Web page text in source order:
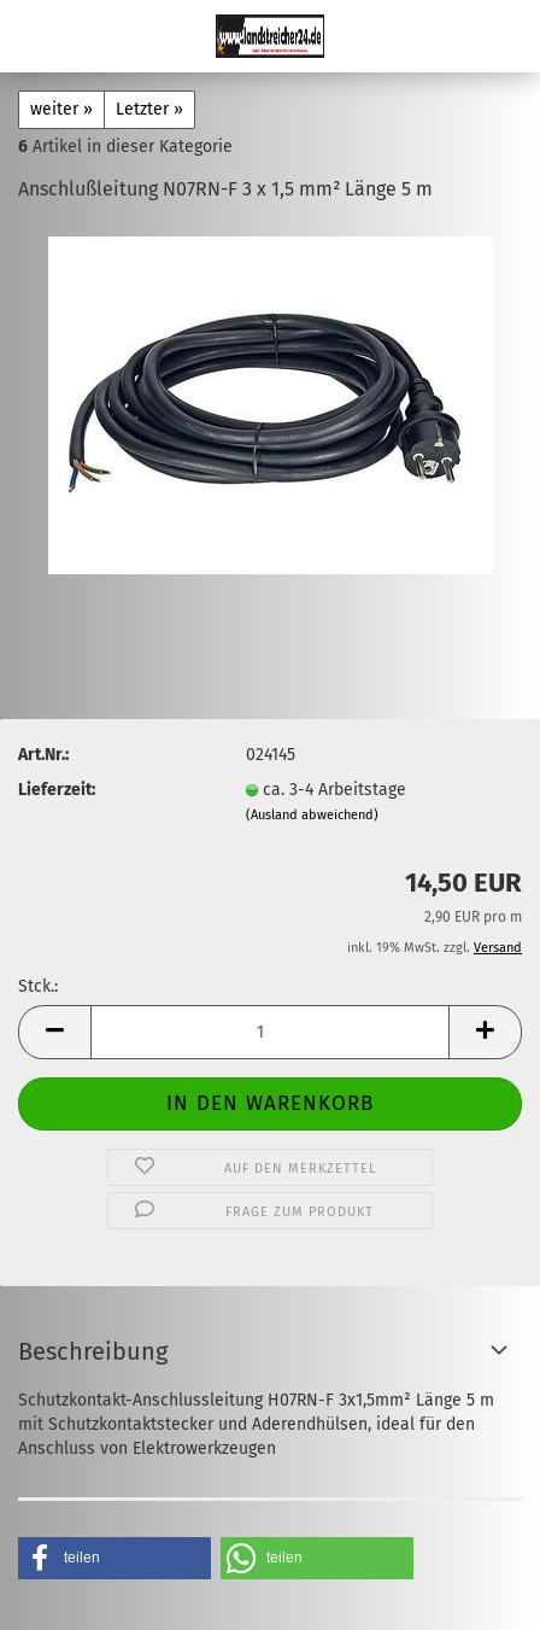
weiter »
Letzter »
6 Artikel in dieser Kategorie
Anschlußleitung N07RN-F 3 x 1,5 mm² Länge 5 m
Art.Nr.:
024145
Lieferzeit:
ca. 3-4 Arbeitstage
(Ausland abweichend)
14,50 EUR
2,90 EUR pro m
inkl. 19% MwSt. zzgl. Versand
Stck.:
Stck.
AUF DEN MERKZETTEL
FRAGE ZUM PRODUKT
Beschreibung
Schutzkontakt-Anschlussleitung H07RN-F 3x1,5mm² Länge 5 m
mit Schutzkontaktstecker und Aderendhülsen, ideal für den
Anschluss von Elektrowerkzeugen
teilen teilen